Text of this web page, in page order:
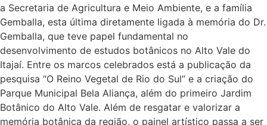
a Secretaria de Agricultura e Meio Ambiente, e a família
Gemballa, esta última diretamente ligada à memória do Dr.
Gemballa, que teve papel fundamental no
desenvolvimento de estudos botânicos no Alto Vale do
Itajaí. Entre os marcos celebrados está a publicação da
pesquisa “O Reino Vegetal de Rio do Sul” e a criação do
Parque Municipal Bela Aliança, além do primeiro Jardim
Botânico do Alto Vale. Além de resgatar e valorizar a
memória botânica da região, o painel artístico passa a ser